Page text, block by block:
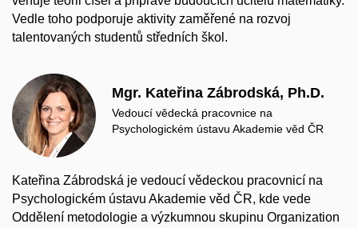
Vedle toho podporuje aktivity zaměřené na rozvoj
talentovaných studentů středních škol.
Mgr. Kateřina Zábrodská, Ph.D.
Vedoucí vědecká pracovnice na
Psychologickém ústavu Akademie věd ČR
Kateřina Zábrodská je vedoucí vědeckou pracovnicí na
Psychologickém ústavu Akademie věd ČR, kde vede
Oddělení metodologie a výzkumnou skupinu Organization